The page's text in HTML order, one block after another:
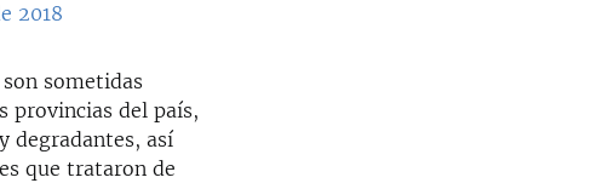
2018
sometidas
provincias del país,
degradantes, así
que trataron de